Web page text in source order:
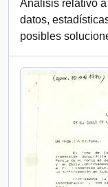
Análisis relativo
datos,
posibles